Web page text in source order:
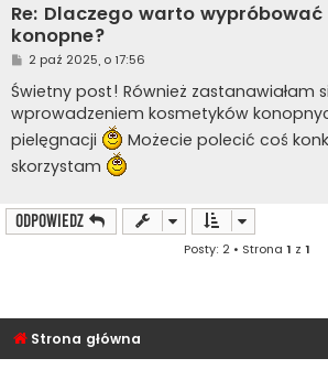
Re: Dlaczego warto
konopne?
P
s
t
2 paź 2025, o 17:56
Świetny post! Również zastanawiałam
wprowadzeniem kosmetyków
pielęgnacji
Możecie polecić coś
skorzystam
ODPOWIEDZ
Posty: 2 • Strona 1 z 1
Strona główna